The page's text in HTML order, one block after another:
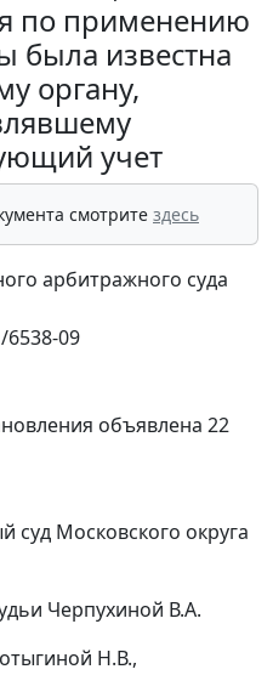
по применению
была известна
органу,
учет
смотрите здесь
арбитражного суда
6538-09
объявлена 22
Московского округа
Черпухиной В.А.
Н.В.,